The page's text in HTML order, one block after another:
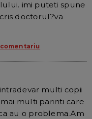
imi puteti spune
doctorul?va
multi copii
multi parinti care
au o problema.Am